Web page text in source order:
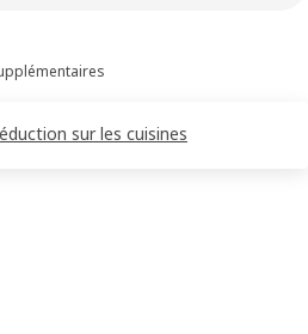
sur les cuisines